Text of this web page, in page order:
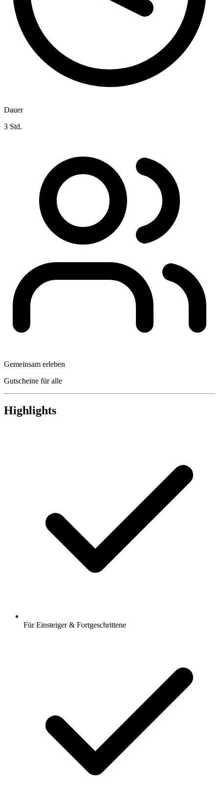
Dauer
3 Std.
Gemeinsam erleben
Gutscheine für alle
Highlights
Für Einsteiger & Fortgeschrittene